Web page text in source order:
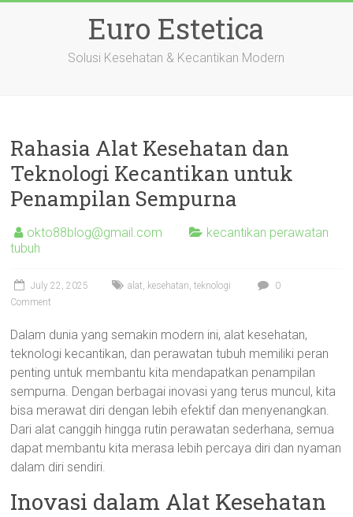
Euro Estetica
Solusi Kesehatan & Kecantikan Modern
Rahasia Alat Kesehatan dan
Teknologi Kecantikan untuk
Penampilan Sempurna
okto88blog@gmail.com
kecantikan perawatan
tubuh
July 22, 2025 alat, kesehatan,teknologi
0
Comment
Dalam dunia yang semakin modern ini, alat kesehatan,
teknologi kecantikan, dan perawatan tubuh memiliki peran
penting untuk membantu kita mendapatkan penampilan
sempurna. Dengan berbagai inovasi yang terus muncul, kita
bisa merawat diri dengan lebih efektif dan menyenangkan.
Dari alat canggih hingga rutin perawatan sederhana, semua
dapat membantu kita merasa lebih percaya diri dan nyaman
dalam diri sendiri.
Inovasi dalam Alat Kesehatan